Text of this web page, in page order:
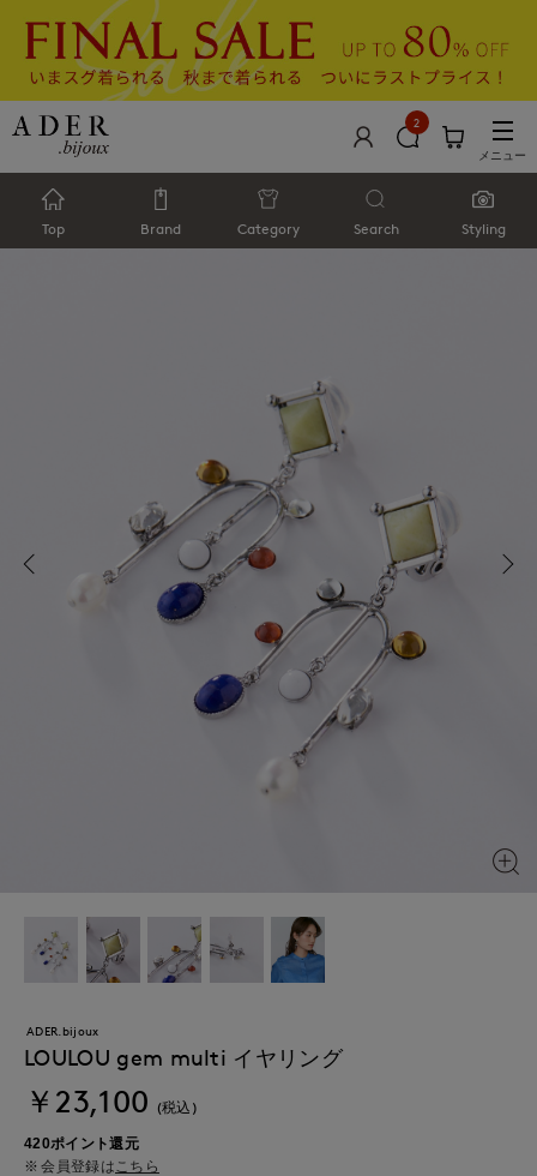
2
メニュー
Top Brand Category Search Styling
ADER.bijoux
LOULOU gem multi イヤリング
￥23,100 (税込)
420ポイント還元
会員登録は こちら